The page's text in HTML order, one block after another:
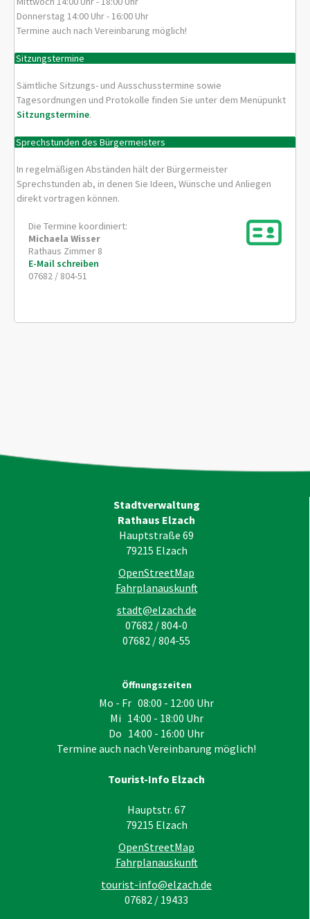
Donnerstag 14:00 Uhr - 16:00 Uhr
Termine auch nach Vereinbarung möglich!
Sitzungstermine
Sämtliche Sitzungs- und Ausschusstermine sowie
Tagesordnungen und Protokolle finden Sie unter dem Menüpunkt
Sitzungstermine.
Sprechstunden des Bürgermeisters
In regelmäßigen Abständen hält der Bürgermeister
Sprechstunden ab, in denen Sie Ideen, Wünsche und Anliegen
direkt vortragen können.
Die Termine koordiniert:
Michaela Wisser
Rathaus Zimmer 8
E-Mail schreiben
07682 / 804-51
Stadtverwaltung
Rathaus Elzach
Hauptstraße 69
79215 Elzach
OpenStreetMap
Fahrplanauskunft
stadt@elzach.de
07682 / 804-0
07682 / 804-55
Öffnungszeiten
Mo - Fr 08:00 - 12:00 Uhr
Mi 14:00 - 18:00 Uhr
Do 14:00 - 16:00 Uhr
Termine auch nach Vereinbarung möglich!
Tourist-Info Elzach
Hauptstr. 67
79215 Elzach
OpenStreetMap
Fahrplanauskunft
tourist-info@elzach.de
07682 / 19433